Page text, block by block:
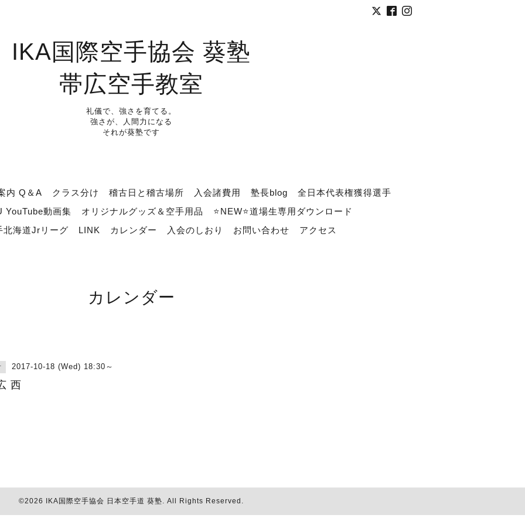
IKA国際空手協会 葵塾
帯広空手教室
礼儀で、強さを育てる。
強さが、人間力になる
それが葵塾です
内 Q＆A クラス分け 稽古日と稽古場所 入会諸費用 塾長blog
全日本代表権獲得選手
YouTube動画集
オリジナルグッズ＆空手用品
⭐NEW⭐道場生専用ダウンロード
北海道Jrリーグ
LINK カレンダー 入会のしおり お問い合わせ アクセス
カレンダー
2017-10-18 (Wed) 18:30～
西
©2026 IKA国際空手協会 日本空手道 葵塾. All Rights Reserved.